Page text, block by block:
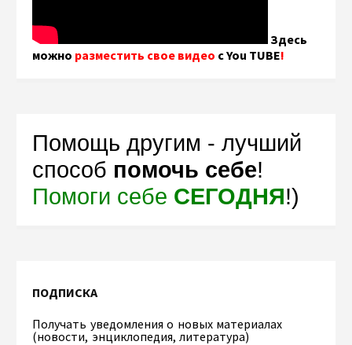
Здесь
можно разместить свое видео с You TUBE!
Помощь другим - лучший
способ помочь себе!
Помоги себе СЕГОДНЯ!)
ПОДПИСКА
Получать уведомления о новых материалах
(новости, энциклопедия, литература)